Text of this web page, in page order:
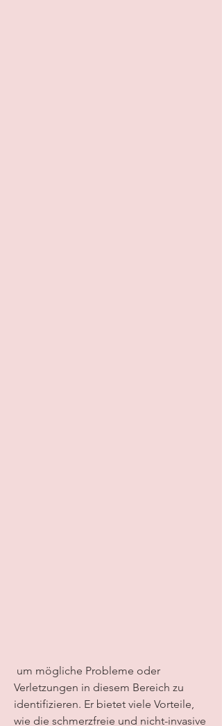
Verletzungen in diesem Bereich zu
identifizieren. Er bietet viele Vorteile,
wie die schmerzfreie und nicht-invasive